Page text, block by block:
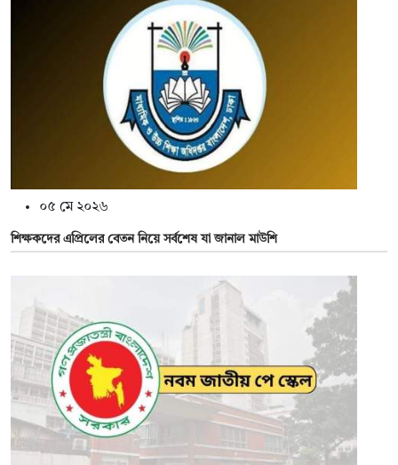
০৫ মে ২০২৬
শিক্ষকদের এপ্রিলের বেতন নিয়ে সর্বশেষ যা জানাল মাউশি